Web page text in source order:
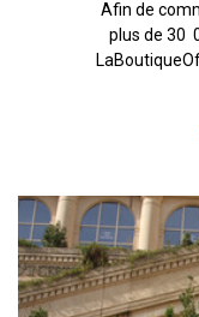
Afin de
plus de 30